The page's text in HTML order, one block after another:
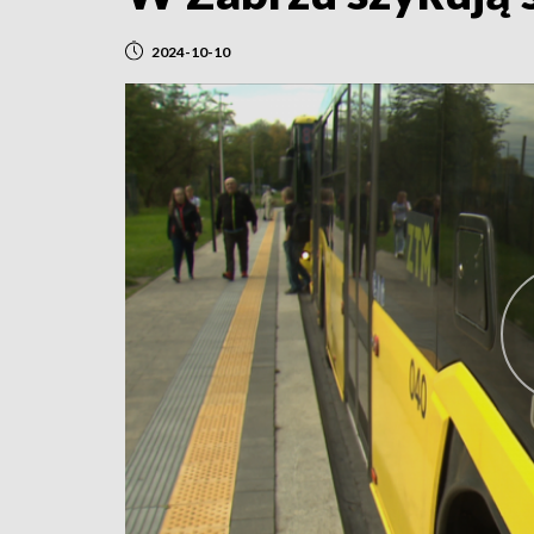
2024-10-10